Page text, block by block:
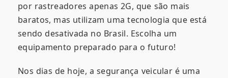
por rastreadores apenas 2G, que são mais
baratos, mas utilizam uma tecnologia que está
sendo desativada no Brasil. Escolha um
equipamento preparado para o futuro!
Nos dias de hoje, a segurança veicular é uma